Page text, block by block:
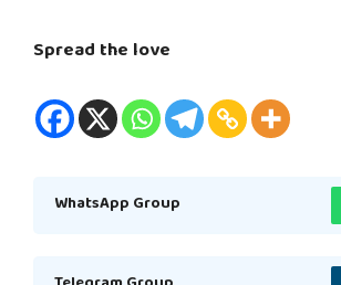
Spread the love
WhatsApp Group